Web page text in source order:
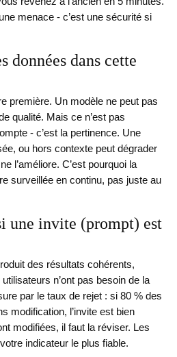
menace - c’est une sécurité si
données dans cette
première. Un modèle ne peut pas
qualité. Mais ce n’est pas
- c’est la pertinence. Une
ou hors contexte peut dégrader
l’améliore. C’est pourquoi la
surveillée en continu, pas juste au
une invite (prompt) est
des résultats cohérents,
n’ont pas besoin de la
par le taux de rejet : si 80 % des
modification, l’invite est bien
modifiées, il faut la réviser. Les
indicateur le plus fiable.